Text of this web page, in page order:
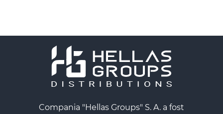
Compania "Hellas Groups" S. A. a fost